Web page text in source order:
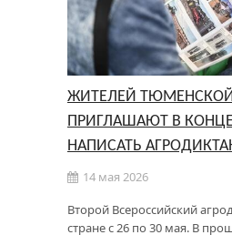
ЖИТЕЛЕЙ
ПРИГЛАШАЮТ В
НАПИСАТЬ
14 мая 2026
Второй Всероссийский
стране с 26 по 30 мая. В